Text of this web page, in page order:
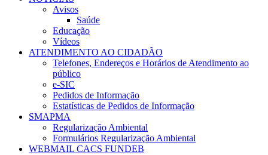
Avisos
Saúde
Educação
Vídeos
ATENDIMENTO AO CIDADÃO
Telefones, Endereços e Horários de Atendimento ao
público
e-SIC
Pedidos de Informação
Estatísticas de Pedidos de Informação
SMAPMA
Regularização Ambiental
Formulários Regularização Ambiental
WEBMAIL CACS FUNDEB